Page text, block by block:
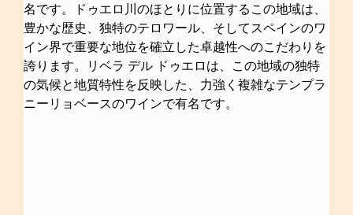
名です。ドゥエロ川のほとりに位置するこの地域は、
豊かな歴史、独特のテロワール、そしてスペインのワ
イン界で重要な地位を確立した卓越性へのこだわりを
誇ります。リベラ デル ドゥエロは、この地域の独特
の気候と地質特性を反映した、力強く複雑なテンプラ
ニーリョベースのワインで有名です。